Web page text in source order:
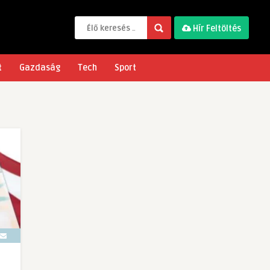
Hír Feltöltés
Gazdaság Tech Sport